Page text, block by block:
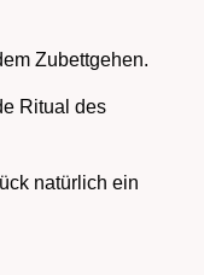
Zubettgehen.
Ritual des
natürlich ein